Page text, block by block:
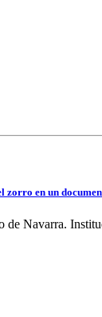
zorro en un
de Navarra.